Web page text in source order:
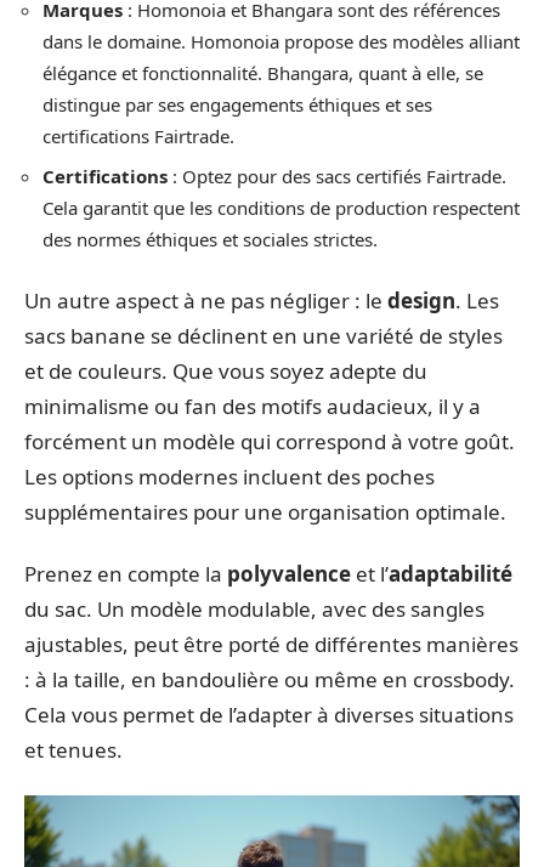
Marques : Homonoia et Bhangara sont des références
dans le domaine. Homonoia propose des modèles alliant
élégance et fonctionnalité. Bhangara, quant à elle, se
distingue par ses engagements éthiques et ses
certifications Fairtrade.
Certifications : Optez pour des sacs certifiés Fairtrade.
Cela garantit que les conditions de production respectent
des normes éthiques et sociales strictes.
Un autre aspect à ne pas négliger : le design. Les
sacs banane se déclinent en une variété de styles
et de couleurs. Que vous soyez adepte du
minimalisme ou fan des motifs audacieux, il y a
forcément un modèle qui correspond à votre goût.
Les options modernes incluent des poches
supplémentaires pour une organisation optimale.
Prenez en compte la polyvalence et l’adaptabilité
du sac. Un modèle modulable, avec des sangles
ajustables, peut être porté de différentes manières
: à la taille, en bandoulière ou même en crossbody.
Cela vous permet de l’adapter à diverses situations
et tenues.